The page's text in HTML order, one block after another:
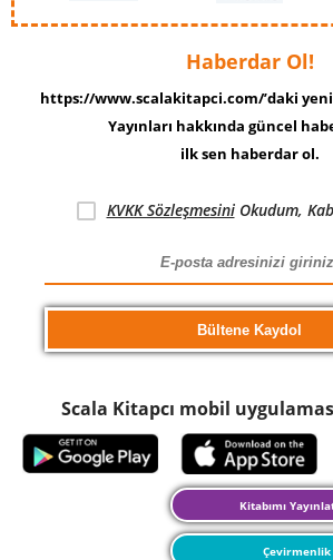
Haberdar Ol!
https://www.scalakitapci.com/’daki
Yayınları hakkında güncel
ilk sen haberdar ol.
KVKK SözleşmesiniOkudum,
Scala Kitapcı mobil
Kitabımı